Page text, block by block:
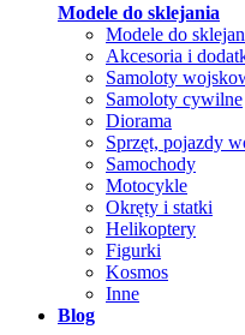
Modele do sklejania
Modele do
Akcesoria i
Samoloty
Samoloty cywilne
Diorama
Sprzęt, pojazdy
Samochody
Motocykle
Okręty i statki
Helikoptery
Figurki
Kosmos
Inne
Blog